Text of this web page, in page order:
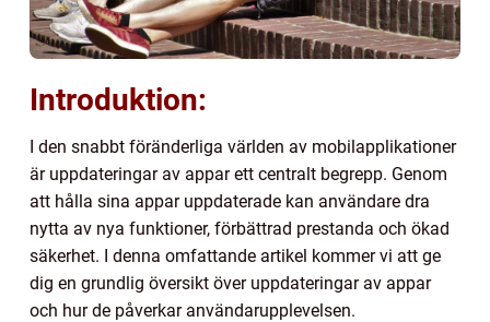
Introduktion:
I den snabbt föränderliga världen av mobilapplikationer
är uppdateringar av appar ett centralt begrepp. Genom
att hålla sina appar uppdaterade kan användare dra
nytta av nya funktioner, förbättrad prestanda och ökad
säkerhet. I denna omfattande artikel kommer vi att ge
dig en grundlig översikt över uppdateringar av appar
och hur de påverkar användarupplevelsen.